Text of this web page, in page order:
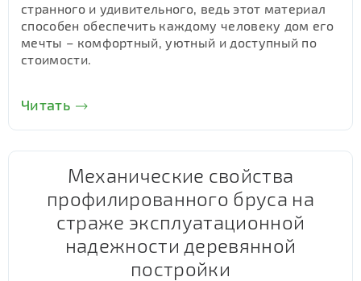
странного и удивительного, ведь этот материал
способен обеспечить каждому человеку дом его
мечты – комфортный, уютный и доступный по
стоимости.
Читать
Механические свойства
профилированного бруса на
страже эксплуатационной
надежности деревянной
постройки